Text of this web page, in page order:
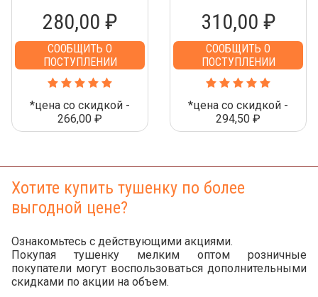
280,00 ₽
СООБЩИТЬ О
ПОСТУПЛЕНИИ
*цена со скидкой -
266,00 ₽
310,00 ₽
СООБЩИТЬ О
ПОСТУПЛЕНИИ
*цена со скидкой -
294,50 ₽
Хотите купить тушенку по более
выгодной цене?
Ознакомьтесь с действующими акциями.
Покупая тушенку мелким оптом розничные
покупатели могут воспользоваться дополнительными
скидками по акции на объем.